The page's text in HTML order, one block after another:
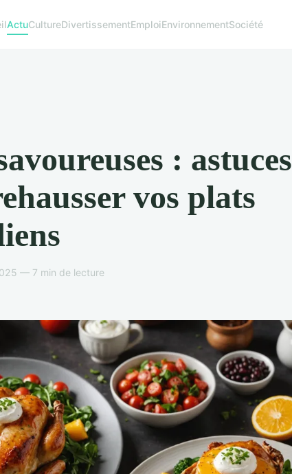
ActuCultureDivertissementEmploiEnvironnementSociété
: astuces
vos plats
— 7 min de lecture